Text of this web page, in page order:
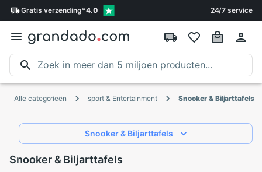
Gratis verzending*4.0 24/7 service
Alle categorieën sport & Entertainment Snooker & Biljarttafels
Snooker & Biljarttafels
Snooker & Biljarttafels